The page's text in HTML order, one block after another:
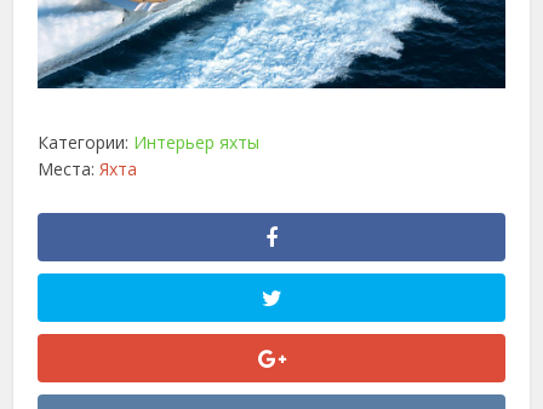
Категории: Интерьер яхты
Места:Яхта